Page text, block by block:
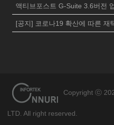
[공지] 코로나19 확산에 따른 재
Copyright ⓒ
LTD. All right reserved.